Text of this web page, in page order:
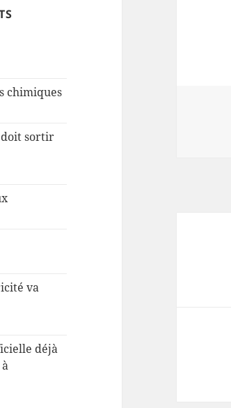
chimiques
doit sortir
va
déjà